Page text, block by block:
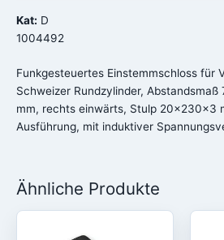
Kat: D
1004492
Funkgesteuertes Einstemmschloss für
Schweizer Rundzylinder, Abstandsmaß
mm, rechts einwärts, Stulp 20x230x3
Ausführung, mit induktiver
Ähnliche Produkte